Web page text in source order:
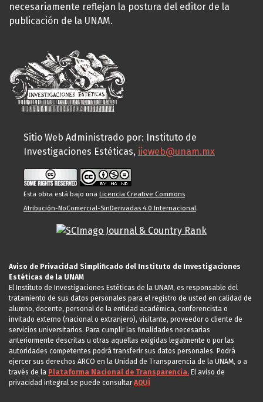
necesariamente reflejan la postura del editor de la
publicación de la UNAM.
Sitio Web Administrado por: Instituto de
Investigaciones Estéticas, iieweb@unam.mx
Esta obra está bajo una Licencia Creative Commons
Atribución-NoComercial-SinDerivadas 4.0 Internacional.
Aviso de Privacidad Simplificado del Instituto de Investigaciones
Estéticas de la UNAM
El Instituto de Investigaciones Estéticas de la UNAM, es responsable del
tratamiento de sus datos personales para el registro de usted en calidad de
alumno, docente, personal de la entidad académica, conferencista o
invitado externo (nacional o extranjero), visitante, proveedor o cliente de
servicios universitarios. Para cumplir las finalidades necesarias
anteriormente descritas u otras aquellas exigidas legalmente o por las
autoridades competentes podrá transferir sus datos personales. Podrá
ejercer sus derechos ARCO en la Unidad de Transparencia de la UNAM, o a
través de la Plataforma Nacional de Transparencia. El aviso de
privacidad integral se puede consultarAQUÍ